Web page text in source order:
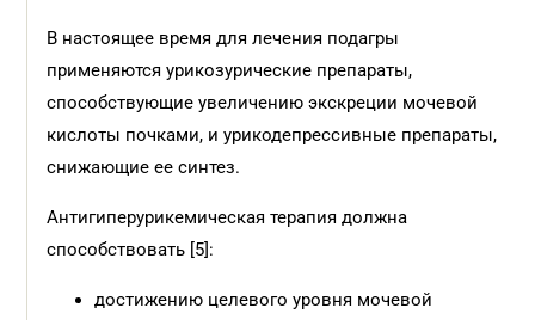
В настоящее время для лечения подагры
применяются урикозурические препараты,
способствующие увеличению экскреции мочевой
кислоты почками, и урикодепрессивные препараты,
снижающие ее синтез.
Антигиперурикемическая терапия должна
способствовать [5]:
достижению целевого уровня мо­чевой